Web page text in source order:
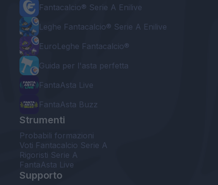
Fantacalcio® Serie A Enilive
Leghe Fantacalcio® Serie A Enilive
EuroLeghe Fantacalcio®
Guida per l'asta perfetta
FantaAsta Live
FantaAsta Buzz
Strumenti
Probabili formazioni
Voti Fantacalcio Serie A
Rigoristi Serie A
FantaAsta Live
Supporto